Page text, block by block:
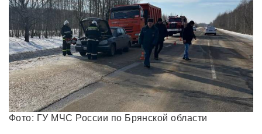
Фото: ГУ МЧС России по Брянской области